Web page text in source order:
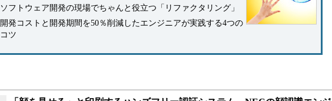
ソフトウェア開発の現場でちゃんと役立つ「リファクタリング」
開発コストと開発期間を50％削減したエンジニアが実践する4つの
コツ